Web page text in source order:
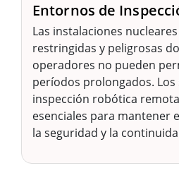
Entornos de
Las instalaciones
restringidas y peligrosas
operadores no pueden
períodos prolongados. Los
inspección robótica
esenciales para mantener
la seguridad y la